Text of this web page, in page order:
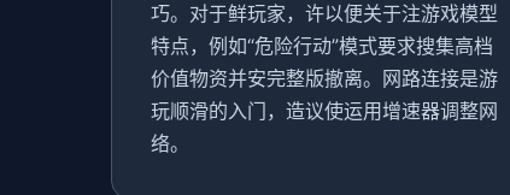
巧。对于鲜玩家，许以便关于注游戏模型
特点，例如“危险行动”模式要求搜集高档
价值物资并安完整版撤离。网路连接是游
玩顺滑的入门，造议使运用增速器调整网
络。